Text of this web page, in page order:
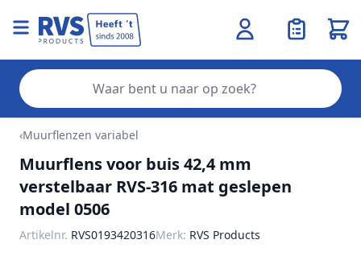
Ga naar de inhoud
‹Muurflenzen variabel
Muurflens voor buis 42,4 mm
verstelbaar RVS-316 mat geslepen
model 0506
Artikelnr. RVS0193420316Merk: RVS Products